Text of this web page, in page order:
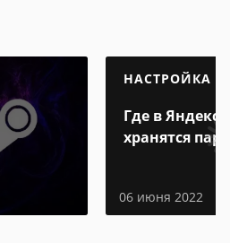
НАСТРОЙКА
Где в Яндекс
хранятся
06 июня 2022